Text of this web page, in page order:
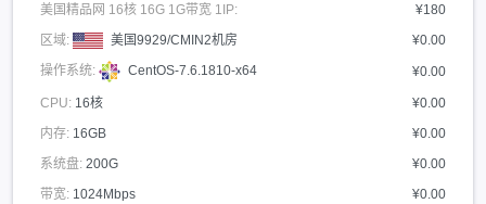
美国精品网 16核 16G 1G带宽 1IP:
¥180
区域:
美国9929/CMIN2机房 ¥0.00
操作系统: CentOS-7.6.1810-x64 ¥0.00
CPU: 16核
¥0.00
内存: 16GB
¥0.00
系统盘: 200G
¥0.00
带宽: 1024Mbps
¥0.00